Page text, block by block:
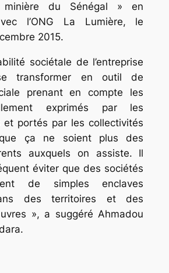
minière du Sénégal » en
l’ONG La Lumière, le
2015.
sociétale de l’entreprise
transformer en outil de
prenant en compte les
exprimés par les
et portés par les collectivités
ça ne soient plus des
auxquels on assiste. Il
éviter que des sociétés
de simples enclaves
des territoires et des
», a suggéré Ahmadou